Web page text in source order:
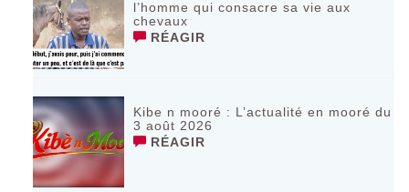
l’homme qui consacre sa vie aux
chevaux
RÉAGIR
Kibe n mooré : L’actualité en mooré du
3 août 2026
RÉAGIR